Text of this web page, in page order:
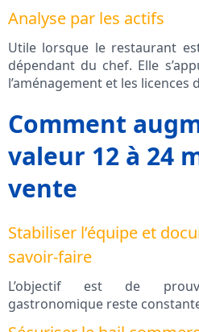
Analyse par les actifs
Utile lorsque le restaurant
dépendant du chef. Elle
l’aménagement et les licences
Comment
valeur 12 à 24
vente
Stabiliser l’équipe et
savoir‑faire
L’objectif est de
gastronomique reste